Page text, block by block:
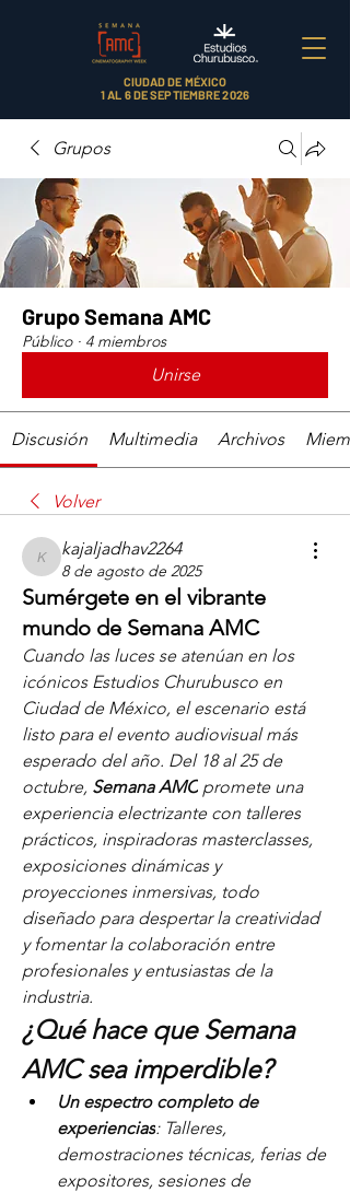
CIUDAD DE MÉXICO
1 AL 6 DE SEPTIEMBRE 2026
Grupos
Grupo Semana AMC
Público · 4 miembros
Unirse
Discusión Multimedia Archivos
Volver
kajaljadhav2264
kajaljadhav2264
8 de agosto de 2025
Sumérgete en el vibrante
mundo de Semana AMC
Cuando las luces se atenúan en los
icónicos Estudios Churubusco en
Ciudad de México, el escenario está
listo para el evento audiovisual más
esperado del año. Del 18 al 25 de
octubre, Semana AMC promete una
experiencia electrizante con talleres
prácticos, inspiradoras masterclasses,
exposiciones dinámicas y
proyecciones inmersivas, todo
diseñado para despertar la creatividad
y fomentar la colaboración entre
profesionales y entusiastas de la
industria.
¿Qué hace que Semana
AMC sea imperdible?
Un espectro completo de
experiencias: Talleres,
demostraciones técnicas, ferias de
expositores, sesiones de